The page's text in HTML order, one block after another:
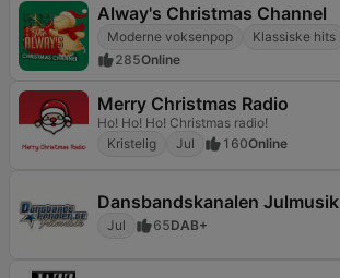
Alway's Christmas Channel
Moderne voksenpop Klassiske hits
285Online
Merry Christmas Radio
Ho! Ho! Ho! Christmas radio!
Kristelig
Jul 160Online
Dansbandskanalen Julmusik
Jul 65DAB+